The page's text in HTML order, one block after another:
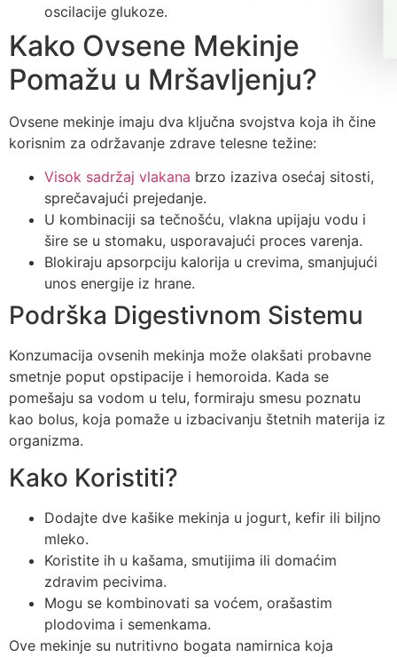
oscilacije glukoze.
Kako Ovsene Mekinje
Pomažu u Mršavljenju?
Ovsene mekinje imaju dva ključna svojstva koja ih čine
korisnim za održavanje zdrave telesne težine:
Visok sadržaj vlakana brzo izaziva osećaj sitosti,
sprečavajući prejedanje.
U kombinaciji sa tečnošću, vlakna upijaju vodu i
šire se u stomaku, usporavajući proces varenja.
Blokiraju apsorpciju kalorija u crevima, smanjujući
unos energije iz hrane.
Podrška Digestivnom Sistemu
Konzumacija ovsenih mekinja može olakšati probavne
smetnje poput opstipacije i hemoroida. Kada se
pomešaju sa vodom u telu, formiraju smesu poznatu
kao bolus, koja pomaže u izbacivanju štetnih materija iz
organizma.
Kako Koristiti?
Dodajte dve kašike mekinja u jogurt, kefir ili biljno
mleko.
Koristite ih u kašama, smutijima ili domaćim
zdravim pecivima.
Mogu se kombinovati sa voćem, orašastim
plodovima i semenkama.
Ove mekinje su nutritivno bogata namirnica koja